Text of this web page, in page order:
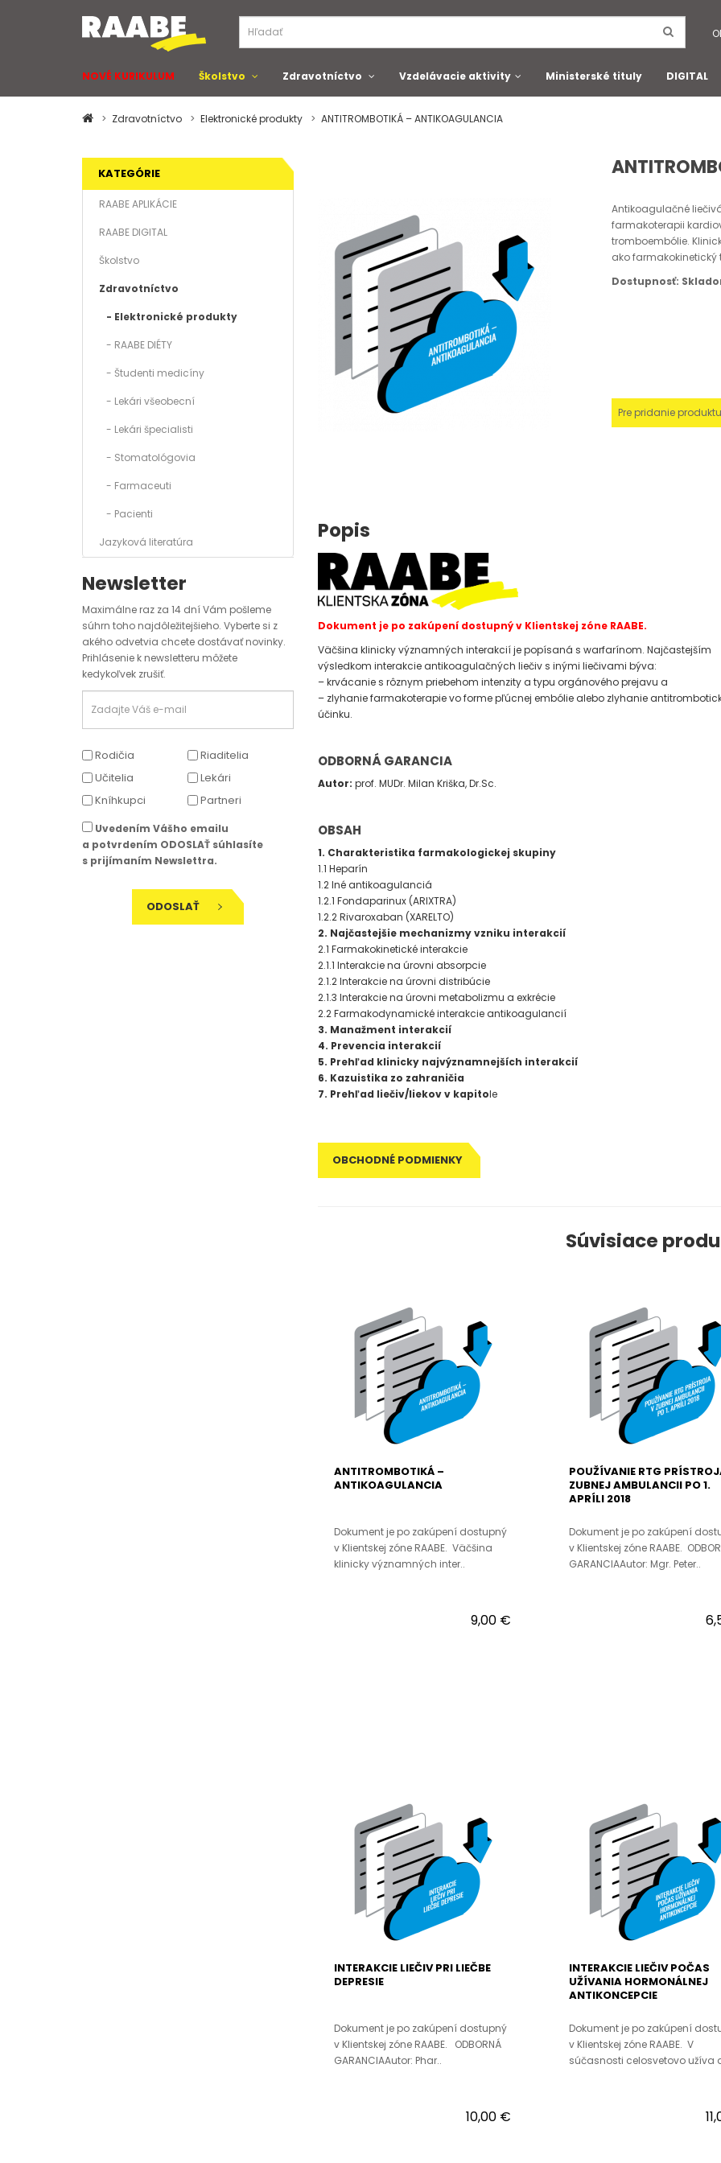
NOVÉ KURIKULUM Školstvo Zdravotníctvo Vzdelávacie aktivity Ministerské tituly DIGITAL
Zdravotníctvo Elektronické produkty ANTITROMBOTIKÁ – ANTIKOAGULANCIA
KATEGÓRIE
RAABE APLIKÁCIE
RAABE DIGITAL
Školstvo
Zdravotníctvo
- Elektronické produkty
- RAABE DIÉTY
- Študenti medicíny
- Lekári všeobecní
- Lekári špecialisti
- Stomatológovia
- Farmaceuti
- Pacienti
Jazyková literatúra
Newsletter
Maximálne raz za 14 dní Vám pošleme
súhrn toho najdôležitejšieho. Vyberte si z
akého odvetvia chcete dostávať novinky.
Prihlásenie k newsletteru môžete
kedykoľvek zrušiť.
Rodičia
Riaditelia
Učitelia
Lekári
Kníhkupci
Partneri
Uvedením Vášho emailu
a potvrdením ODOSLAŤ súhlasíte
s prijímaním Newslettra.
ODOSLAŤ
Antikoagulačné
farmakoterapii
tromboembólie.
ako
Dostupnosť:
Pre pridanie
Popis
Dokument je po zakúpení dostupný v Klientskej zóne RAABE.
Väčšina klinicky významných interakcií je popísaná s warfarínom. Najčastejším
výsledkom interakcie antikoagulačných liečiv s inými liečivami býva:
– krvácanie s rôznym priebehom intenzity a typu orgánového prejavu a
– zlyhanie farmakoterapie vo forme pľúcnej embólie alebo zlyhanie
účinku.
ODBORNÁ GARANCIA
Autor: prof. MUDr. Milan Kriška, Dr.Sc.
OBSAH
1. Charakteristika farmakologickej skupiny
1.1 Heparín
1.2 Iné antikoagulanciá
1.2.1 Fondaparinux (ARIXTRA)
1.2.2 Rivaroxaban (XARELTO)
2. Najčastejšie mechanizmy vzniku interakcií
2.1 Farmakokinetické interakcie
2.1.1 Interakcie na úrovni absorpcie
2.1.2 Interakcie na úrovni distribúcie
2.1.3 Interakcie na úrovni metabolizmu a exkrécie
2.2 Farmakodynamické interakcie antikoagulancií
3. Manažment interakcií
4. Prevencia interakcií
5. Prehľad klinicky najvýznamnejších interakcií
6. Kazuistika zo zahraničia
7. Prehľad liečiv/liekov v kapitole
OBCHODNÉ PODMIENKY
Súvisiace
ANTITROMBOTIKÁ –
ANTIKOAGULANCIA
Dokument je po zakúpení dostupný
v Klientskej zóne RAABE. Väčšina
klinicky významných inter..
9,00 €
POUŽÍVANIE RTG
ZUBNEJ AMBULANCII PO 1.
APRÍLI 2018
Dokument je po zakúpení
v Klientskej zóne RAABE.
GARANCIAAutor: Mgr. Peter..
INTERAKCIE LIEČIV PRI LIEČBE
DEPRESIE
Dokument je po zakúpení dostupný
v Klientskej zóne RAABE. ODBORNÁ
GARANCIAAutor: Phar..
10,00 €
INTERAKCIE LIEČIV POČAS
UŽÍVANIA HORMONÁLNEJ
ANTIKONCEPCIE
Dokument je po zakúpení
v Klientskej zóne RAABE. V
súčasnosti celosvetovo užíva